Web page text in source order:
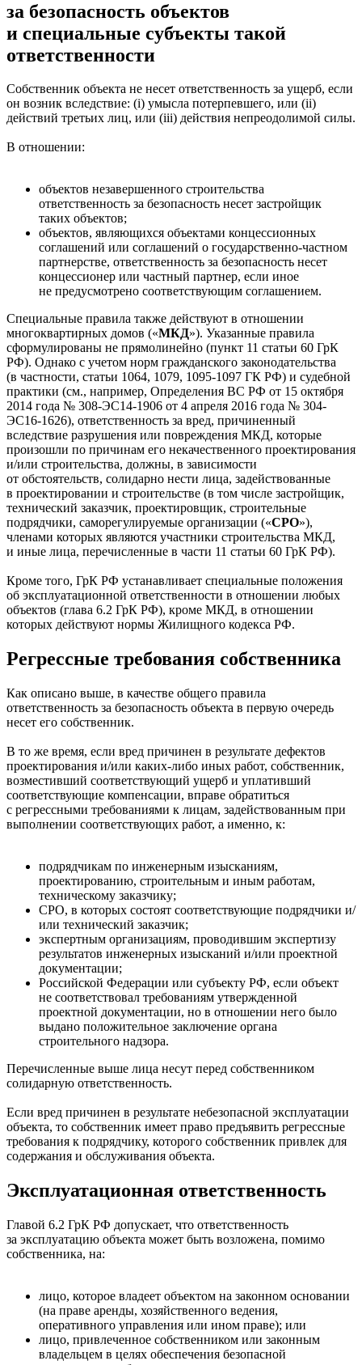
за безопасность объектов
и специальные субъекты такой
ответственности
Собственник объекта не несет ответственность за ущерб, если
он возник вследствие: (i) умысла потерпевшего, или (ii)
действий третьих лиц, или (iii) действия непреодолимой силы.
В отношении:
объектов незавершенного строительства
ответственность за безопасность несет застройщик
таких объектов;
объектов, являющихся объектами концессионных
соглашений или соглашений о государственно-частном
партнерстве, ответственность за безопасность несет
концессионер или частный партнер, если иное
не предусмотрено соответствующим соглашением.
Специальные правила также действуют в отношении
многоквартирных домов («МКД»). Указанные правила
сформулированы не прямолинейно (пункт 11 статьи 60 ГрК
РФ). Однако с учетом норм гражданского законодательства
(в частности, статьи 1064, 1079, 1095-1097 ГК РФ) и судебной
практики (см., например, Определения ВС РФ от 15 октября
2014 года № 308-ЭС14-1906 от 4 апреля 2016 года № 304-
ЭС16-1626), ответственность за вред, причиненный
вследствие разрушения или повреждения МКД, которые
произошли по причинам его некачественного проектирования
и/или строительства, должны, в зависимости
от обстоятельств, солидарно нести лица, задействованные
в проектировании и строительстве (в том числе застройщик,
технический заказчик, проектировщик, строительные
подрядчики, саморегулируемые организации («СРО»),
членами которых являются участники строительства МКД,
и иные лица, перечисленные в части 11 статьи 60 ГрК РФ).
Кроме того, ГрК РФ устанавливает специальные положения
об эксплуатационной ответственности в отношении любых
объектов (глава 6.2 ГрК РФ), кроме МКД, в отношении
которых действуют нормы Жилищного кодекса РФ.
Регрессные требования собственника
Как описано выше, в качестве общего правила
ответственность за безопасность объекта в первую очередь
несет его собственник.
В то же время, если вред причинен в результате дефектов
проектирования и/или каких-либо иных работ, собственник,
возместивший соответствующий ущерб и уплативший
соответствующие компенсации, вправе обратиться
с регрессными требованиями к лицам, задействованным при
выполнении соответствующих работ, а именно, к:
подрядчикам по инженерным изысканиям,
проектированию, строительным и иным работам,
техническому заказчику;
СРО, в которых состоят соответствующие подрядчики и/
или технический заказчик;
экспертным организациям, проводившим экспертизу
результатов инженерных изысканий и/или проектной
документации;
Российской Федерации или субъекту РФ, если объект
не соответствовал требованиям утвержденной
проектной документации, но в отношении него было
выдано положительное заключение органа
строительного надзора.
Перечисленные выше лица несут перед собственником
солидарную ответственность.
Если вред причинен в результате небезопасной эксплуатации
объекта, то собственник имеет право предъявить регрессные
требования к подрядчику, которого собственник привлек для
содержания и обслуживания объекта.
Эксплуатационная ответственность
Главой 6.2 ГрК РФ допускает, что ответственность
за эксплуатацию объекта может быть возложена, помимо
собственника, на:
лицо, которое владеет объектом на законном основании
(на праве аренды, хозяйственного ведения,
оперативного управления или ином праве); или
лицо, привлеченное собственником или законным
владельцем в целях обеспечения безопасной